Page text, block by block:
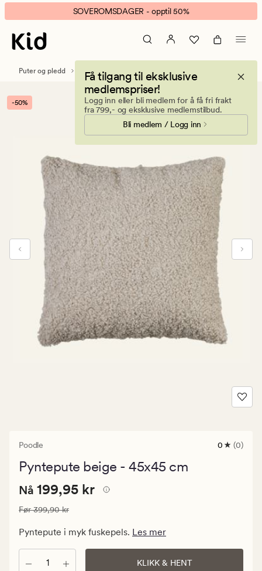
Poodle
pyntepute
beige
banner.
Klikk
ESCAPE
pause.
SOVEROMSDAGER - opptil 50%
Få tilgang til eksklusive
medlemspriser!
Logg inn eller bli medlem for å få fri frakt
fra 799,- og eksklusive medlemstilbud.
Bli medlem / Logg inn
Puter og pledd Pynteputer
-50%
Poodle
0
0 (0)
Pyntepute beige - 45x45 cm
Nåværende
199,95
kr.
Nåværende pris
Nå 199,95 kr
Vanlig pris 399,90 kr
Før399,90 kr
Pyntepute i myk fuskepels. Les mer
Antall KLIKK & HENT